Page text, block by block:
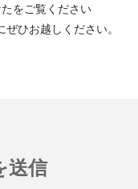
をご覧ください
ひお越しください。
送信